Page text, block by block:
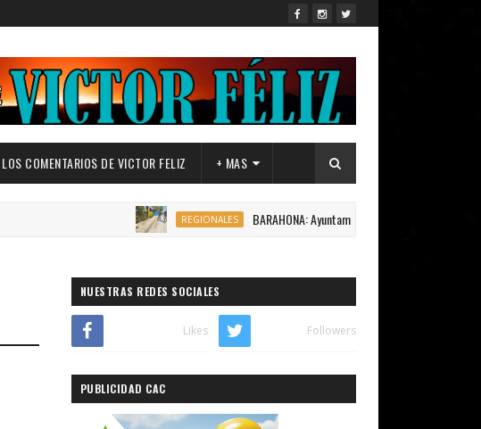
LOS COMENTARIOS DE VICTOR FELIZ + MAS
REGIONALES BARAHONA: Ayuntamiento de Canoa,inicia construcción
NUESTRAS REDES SOCIALES
Likes Followers
PUBLICIDAD CAC